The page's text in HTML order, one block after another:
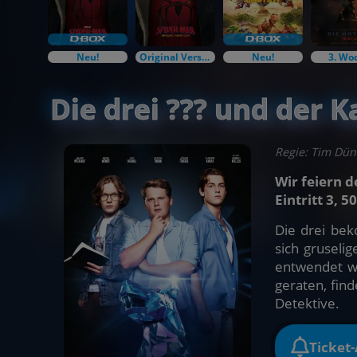
Neu! Original Versions Neu! 3.
Die drei ??? und der
Regie: Tim
Wir feiern
Eintritt 3,
Die drei
sich
entwendet
geraten,
Detektive.